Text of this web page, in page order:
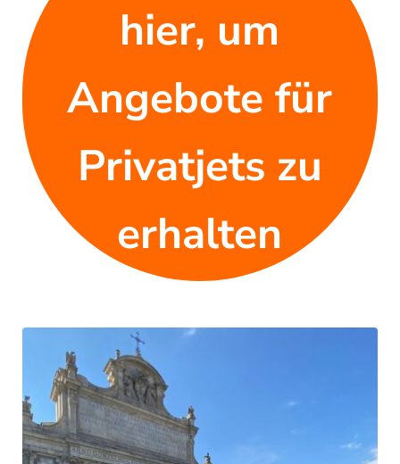
hier, um
Angebote für
Privatjets zu
erhalten